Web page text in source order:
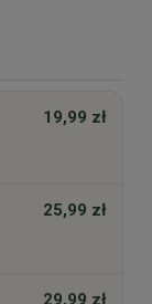
19,99 zł
25,99 zł
29,99 zł